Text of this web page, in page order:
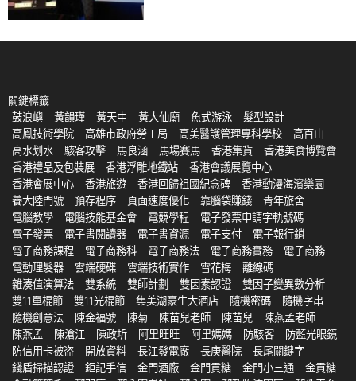
關鍵標籤
鼓浪嶼
黃韻瑾 黃天中 黃大仙廟 魚式游泳
髮型設計
高鳳技術學院
高雄市政府勞工局 高美醫護管理專科學校
高百山
高水划水
駭客攻擊 馬良涵 馬場賽馬 香港集貨
香港美食博覽會
香港禮品及包裝展
香港浮雕地鐵站
香港會議展覽中心
香港會展中心
香港旅遊 香港回歸祖國紀念碑
香港動漫海濱樂園
養大陸門號
預存程序 頁面速度優化 靠腦袋賺錢
青年旅舍
電腦教學
電腦技能基金會 電競學程
電子發票申請字軌號碼
電子發票
電子書閱讀器 電子書資源 電子支付
電子報行銷
電子商務課程
電子商務科 電子商務法 電子商務實務
電子商務
電動理髮器
雲端硬碟 雲端技術實作 雪花梅
離線碼
雜湊值演算法
雙系統 雙師計劃 雙因素認證
雙因子變異數分析
雙11單棍節
雙11光棍節 集美湖豪生大酒店 隨機密碼
隨機字串
隨機創意法
陳金福號 陳菊 陳苗兒老師 陳苗兒
陳燕孟老師
陳燕孟
陳滄江 陳政圻 阿里旺旺 阿里媽媽 防駭客
防藍光眼鏡
防信用卡被盗
開放資料 長江發電廠 長庚醫院
長尾關鍵字
錢盾掃描認證
鉅記手信 金門酒廠 金門貢糖 金門小三通
金貢糖